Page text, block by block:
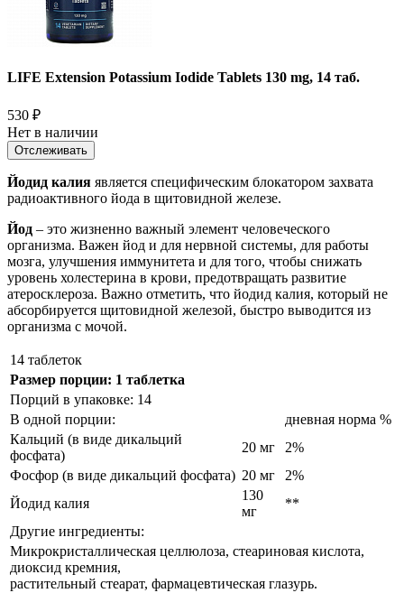
LIFE Extension Potassium Iodide Tablets 130 mg, 14 таб.
530 ₽
Нет в наличии
Отслеживать
Йодид калия является специфическим блокатором захвата
радиоактивного йода в щитовидной железе.
Йод – это жизненно важный элемент человеческого
организма. Важен йод и для нервной системы, для работы
мозга, улучшения иммунитета и для того, чтобы снижать
уровень холестерина в крови, предотвращать развитие
атеросклероза. Важно отметить, что йодид калия, который не
абсорбируется щитовидной железой, быстро выводится из
организма с мочой.
14 таблеток
Размер порции: 1 таблетка
Порций в упаковке: 14
В одной порции:
дневная норма %
Кальций (в виде дикальций
фосфата)
20 мг
2%
Фосфор (в виде дикальций фосфата) 20 мг
2%
Йодид калия
130
мг
**
Другие ингредиенты:
Микрокристаллическая целлюлоза, стеариновая кислота,
диоксид кремния,
растительный стеарат, фармацевтическая глазурь.